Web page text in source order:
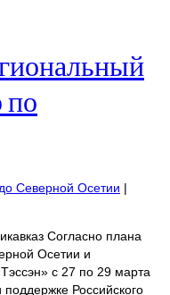
по
Северной Осетии |
Согласно плана
Осетии и
с 27 по 29 марта
Российского